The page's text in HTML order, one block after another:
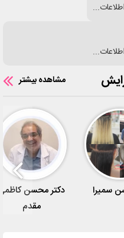
مشاهده بیشتر
سمیرا
دکتر محسن
مقدم